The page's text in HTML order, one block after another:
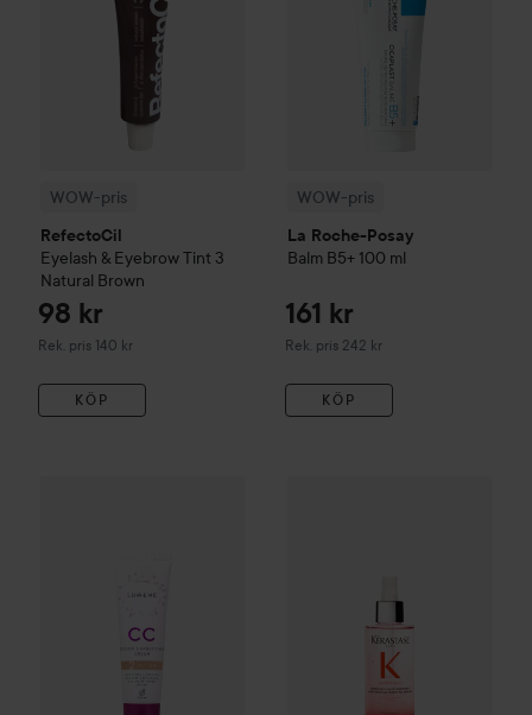
WOW-pris
RefectoCil
Eyelash & Eyebrow Tint 3
Natural Brown
98 kr
Rek. pris 140 kr
Rekommenderat pris 140 kr
KÖP
WOW-pris
La Roche-Posay
Balm B5+ 100 ml
161 kr
Rek. pris 242 kr
Rekommenderat pris 242 kr
KÖP